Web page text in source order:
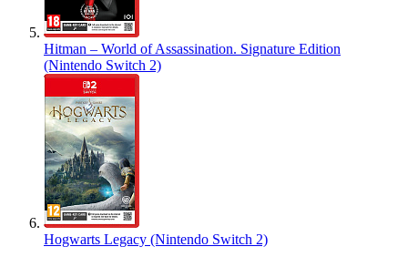
Hitman – World of Assassination. Signature Edition
(Nintendo Switch 2)
Hogwarts Legacy (Nintendo Switch 2)